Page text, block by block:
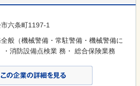
六条町1197-1
全般（機械警備・常駐警備・機械警備に
・消防設備点検業 務・ 総合保険業務